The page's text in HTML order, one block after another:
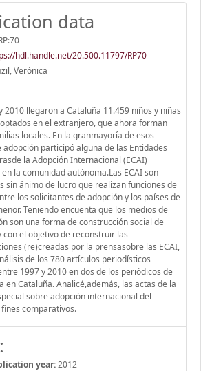
data
hdl.handle.net/20.500.11797/RP70
Verónica
2010 llegaron a Cataluña 11.459 niños y niñas
en el extranjero, que ahora forman
locales. En la granmayoría de esos
adopción participó alguna de las Entidades
la Adopción Internacional (ECAI)
la comunidad autónoma.Las ECAI son
sin ánimo de lucro que realizan funciones de
los solicitantes de adopción y los países de
Teniendo encuenta que los medios de
son una forma de construcción social de
con el objetivo de reconstruir las
(re)creadas por la prensasobre las ECAI,
de los 780 artículos periodísticos
1997 y 2010 en dos de los periódicos de
en Cataluña. Analicé,además, las actas de la
sobre adopción internacional del
comparativos.
year:2012